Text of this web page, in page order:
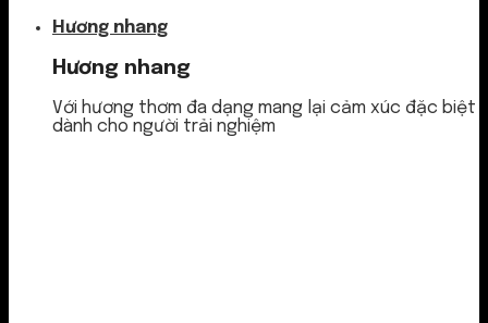
Hương nhang
Hương nhang
Với hương thơm đa dạng mang lại cảm xúc đặc biệt
dành cho người trải nghiệm